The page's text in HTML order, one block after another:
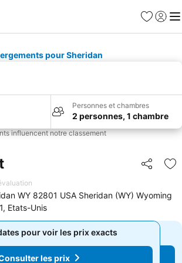
Favoris
Se
pour Sheridan
Personnes et chambres
2 personnes, 1 chambre
influencent notre classement
Partager
WY 82801 USA Sheridan (WY) Wyoming
Etats-Unis
pour voir les prix exacts
Consulter les prix
pour voir les prix exacts
les prix